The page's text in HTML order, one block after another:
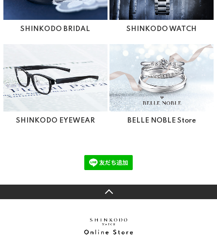
SHINKODO BRIDAL SHINKODO WATCH
SHINKODO EYEWEAR BELLE NOBLE Store